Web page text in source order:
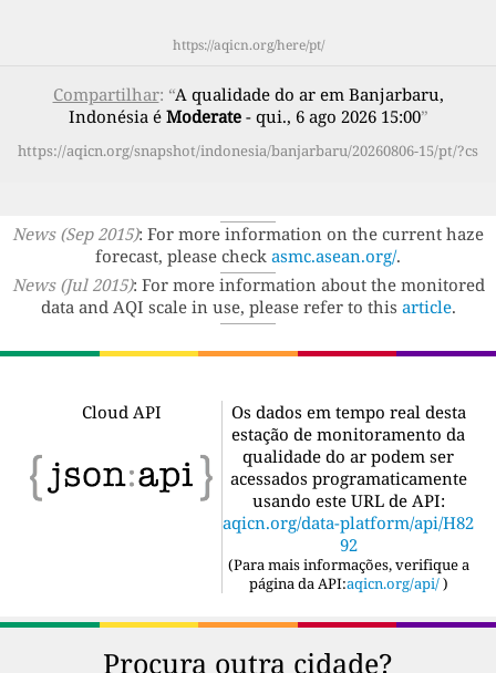
https://aqicn.org/here/pt/
Compartilhar: “A qualidade do ar em Banjarbaru,
Indonésia é Moderate- qui., 6 ago 2026 15:00”
https://aqicn.org/snapshot/indonesia/banjarbaru/20260806-15/pt/?cs
News (Sep 2015): For more information on the current haze
forecast, please check asmc.asean.org/.
News (Jul 2015): For more information about the monitored
data and AQI scale in use, please refer to this article.
Cloud API
Os dados em tempo real desta
estação de monitoramento da
qualidade do ar podem ser
acessados programaticamente
usando este URL de API:
aqicn.org/data-platform/api/H82
92
(Para mais informações, verifique a
página da API:aqicn.org/api/ )
Procura outra cidade?